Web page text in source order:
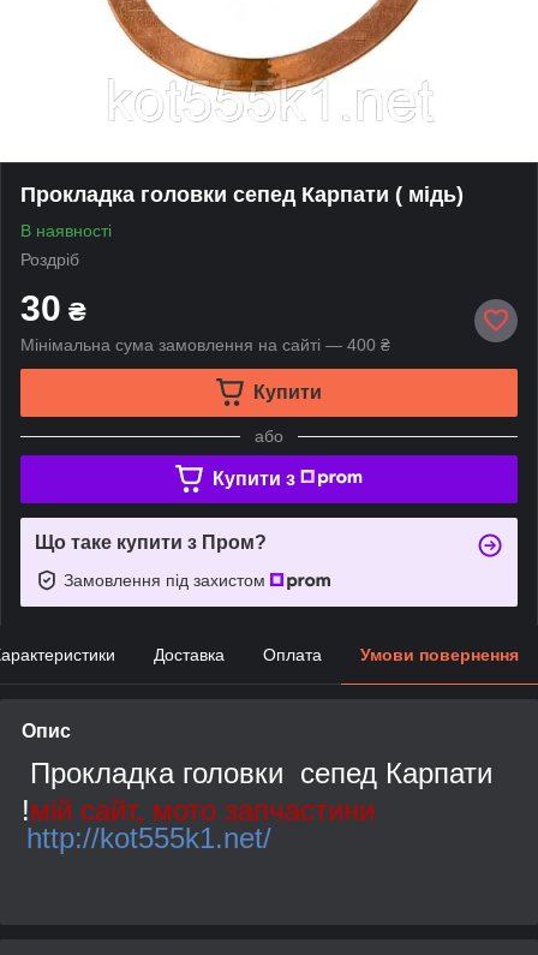
Прокладка головки сепед Карпати ( мідь)
В наявності
Роздріб
30 ₴
Мінімальна сума замовлення на сайті — 400 ₴
Купити
або
Купити з
Що таке купити з Пром?
Замовлення під захистом
Доставка Оплата Умови повернення
Опис
Прокладка головки сепед Карпати
!мій сайт, мото запчастини
http://kot555k1.net/